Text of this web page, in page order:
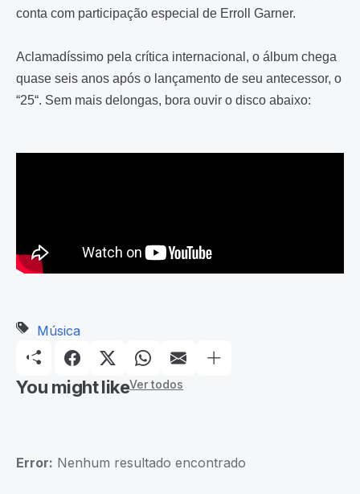
conta com participação especial de Erroll Garner.
Aclamadíssimo pela crítica internacional, o álbum chega
quase seis anos após o lançamento de seu antecessor, o
“25“. Sem mais delongas, bora ouvir o disco abaixo:
Música
You might likeVer todos
Error: Nenhum resultado encontrado